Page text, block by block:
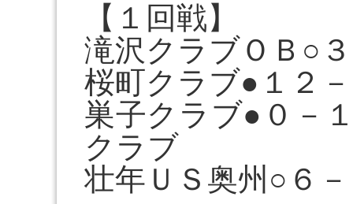
【１回戦】
滝沢クラブＯＢ○
桜町クラブ●１２
巣子クラブ●０－
クラブ
壮年ＵＳ奥州○６